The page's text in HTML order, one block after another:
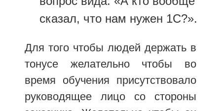
сказал, что нам нужен 1С?».
Для того чтобы людей держать в
тонусе желательно чтобы во
время обучения присутствовало
руководящее лицо со стороны